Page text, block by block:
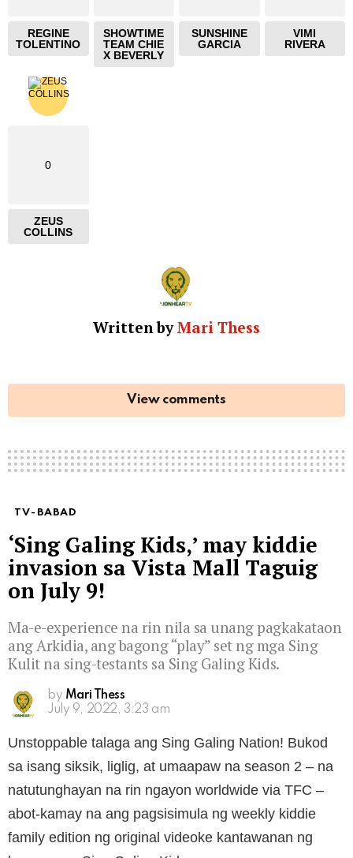
REGINE
TOLENTINO
SHOWTIME
TEAM CHIE
X BEVERLY
SUNSHINE
GARCIA
VIMI
RIVERA
0
ZEUS
COLLINS
Written byMari Thess
View comments
TV-BABAD
‘Sing Galing Kids,’ may kiddie
invasion sa Vista Mall Taguig
on July 9!
Ma-e-experience na rin nila sa unang pagkakataon
ang Arkidia, ang bagong “play” set ng mga Sing
Kulit na sing-testants sa Sing Galing Kids.
by Mari Thess
July 9, 2022, 3:23 am
Unstoppable talaga ang Sing Galing Nation! Bukod
sa isang siksik, liglig, at umaapaw na season 2 – na
natutunghayan na rin ngayon worldwide via TFC –
abot-kamay na ang pagsisimula ng weekly kiddie
family edition ng original videoke kantawanan ng